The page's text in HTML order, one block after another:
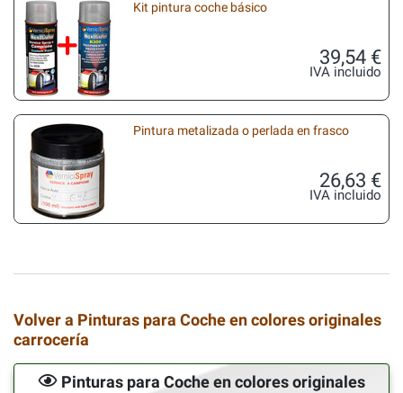
Kit pintura coche básico
39,54 €
IVA incluido
Pintura metalizada o perlada en frasco
26,63 €
IVA incluido
Volver a Pinturas para Coche en colores originales
carrocería
Pinturas para Coche en colores originales